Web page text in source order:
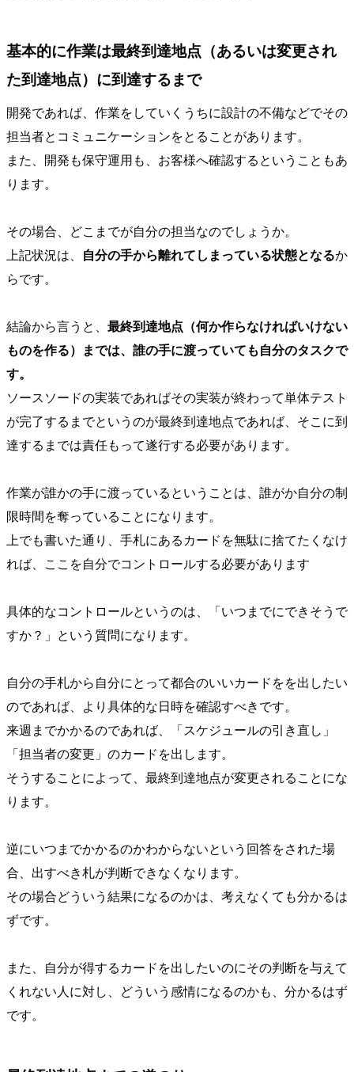
基本的に作業は最終到達地点（あるいは変更され
た到達地点）に到達するまで
開発であれば、作業をしていくうちに設計の不備などでその
担当者とコミュニケーションをとることがあります。
また、開発も保守運用も、お客様へ確認するということもあ
ります。
その場合、どこまでが自分の担当なのでしょうか。
上記状況は、 自分の手から離れてしまっている状態となるか
らです。
結論から言うと、 最終到達地点（何か作らなければいけない
ものを作る）までは、誰の手に渡っていても自分のタスクで
す。
ソースソードの実装であればその実装が終わって単体テスト
が完了するまでというのが最終到達地点であれば、そこに到
達するまでは責任もって遂行する必要があります。
作業が誰かの手に渡っているということは、誰がか自分の制
限時間を奪っていることになります。
上でも書いた通り、手札にあるカードを無駄に捨てたくなけ
れば、ここを自分でコントロールする必要があります
具体的なコントロールというのは、「いつまでにできそうで
すか？」という質問になります。
自分の手札から自分にとって都合のいいカードをを出したい
のであれば、より具体的な日時を確認すべきです。
来週までかかるのであれば、「スケジュールの引き直し」
「担当者の変更」のカードを出します。
そうすることによって、最終到達地点が変更されることにな
ります。
逆にいつまでかかるのかわからないという回答をされた場
合、出すべき札が判断できなくなります。
その場合どういう結果になるのかは、考えなくても分かるは
ずです。
また、自分が得するカードを出したいのにその判断を与えて
くれない人に対し、どういう感情になるのかも、分かるはず
です。